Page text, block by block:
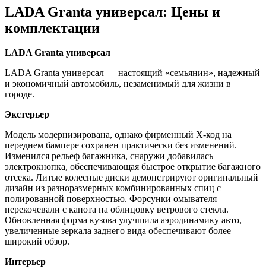
LADA Granta универсал: Цены и
комплектации
LADA Granta универсал
LADA Granta универсал — настоящий «семьянин», надежный
и экономичный автомобиль, незаменимый для жизни в
городе.
Экстерьер
Модель модернизирована, однако фирменный X-код на
переднем бампере сохранен практически без изменений.
Изменился рельеф багажника, снаружи добавилась
электрокнопка, обеспечивающая быстрое открытие багажного
отсека. Литые колесные диски демонстрируют оригинальный
дизайн из разноразмерных комбинированных спиц с
полированной поверхностью. Форсунки омывателя
перекочевали с капота на облицовку ветрового стекла.
Обновленная форма кузова улучшила аэродинамику авто,
увеличенные зеркала заднего вида обеспечивают более
широкий обзор.
Интерьер